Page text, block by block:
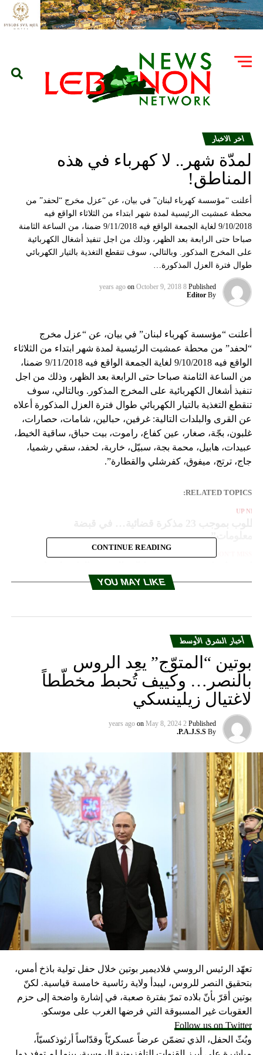
اخر الاخبار
لمدّة شهر.. لا كهرباء في هذه
المناطق!
أعلنت “مؤسسة كهرباء لبنان” في بيان، عن “عزل مخرج “لحفد” من
محطة عمشيت الرئيسية لمدة شهر ابتداء من الثلاثاء الواقع فيه
9/10/2018 لغاية الجمعة الواقع فيه 9/11/2018 ضمنا، من الساعة الثامنة
صباحا حتى الرابعة بعد الظهر، وذلك من اجل تنفيذ أشغال الكهربائية
على المخرج المذكور. وبالتالي، سوف تنقطع التغذية بالتيار الكهربائي
طوال فترة العزل المذكورة…
Published
8 years ago
on October 9, 2018
By
Editor
أعلنت “مؤسسة كهرباء لبنان” في بيان، عن “عزل مخرج
“لحفد” من محطة عمشيت الرئيسية لمدة شهر ابتداء من الثلاثاء
الواقع فيه 9/10/2018 لغاية الجمعة الواقع فيه 9/11/2018 ضمنا،
من الساعة الثامنة صباحا حتى الرابعة بعد الظهر، وذلك من اجل
تنفيذ أشغال الكهربائية على المخرج المذكور. وبالتالي، سوف
تنقطع التغذية بالتيار الكهربائي طوال فترة العزل المذكورة أعلاه
عن القرى والبلدات التالية: غرفين، حبالين، شامات، حصارات،
غلبون، بجّة، صغار، عين كفاع، راموت، بيت حباق، ساقية الخيط،
عبيدات، هابيل، محمة بجة، سبيّل، خاربة، لحفد، سقي رشميا،
جاج، ترتج، ميفوق، كفرشلي والقطارة”.
RELATED TOPICS:
UP
CONTINUE READING
YOU MAY LIKE
أخبار الشرق الأوسط
بوتين “المتوّج” يعِد الروس
بالنصر… وكييف تُحبط مخطّطاً
لاغتيال زيلينسكي
Published
2 years ago
on May 8, 2024
By
P.A.J.S.S.
تعهّد الرئيس الروسي فلاديمير بوتين خلال حفل تولية باذخ أمس،
بتحقيق النصر للروس، ليبدأ ولاية رئاسية خامسة قياسية. لكنّ
بوتين أقرّ بأنّ بلاده تمرّ بفترة صعبة، في إشارة واضحة إلى حزم
العقوبات غير المسبوقة التي فرضها الغرب على موسكو.
Follow us on Twitter
وبُثّ الحفل، الذي تضمّن عرضاً عسكريّاً وقدّاساً أرثوذكسيّاً،